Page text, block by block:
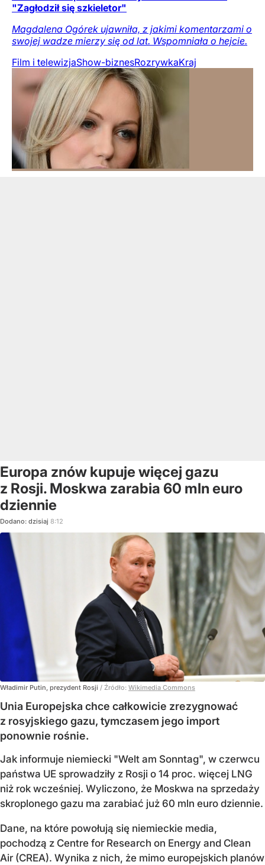
"Zagłodził się szkieletor"
Magdalena Ogórek ujawniła, z jakimi komentarzami o
swojej wadze mierzy się od lat. Wspomniała o hejcie.
Film i telewizjaShow-biznesRozrywkaKraj
Europa znów kupuje więcej gazu
z Rosji. Moskwa zarabia 60 mln euro
dziennie
Dodano: dzisiaj 8:12
Władimir Putin, prezydent Rosji / Źródło: Wikimedia Commons
Unia Europejska chce całkowicie zrezygnować
z rosyjskiego gazu, tymczasem jego import
ponownie rośnie.
Jak informuje niemiecki "Welt am Sonntag", w czerwcu
państwa UE sprowadziły z Rosji o 14 proc. więcej LNG
niż rok wcześniej. Wyliczono, że Moskwa na sprzedaży
skroplonego gazu ma zarabiać już 60 mln euro dziennie.
Dane, na które powołują się niemieckie media,
pochodzą z Centre for Research on Energy and Clean
Air (CREA). Wynika z nich, że mimo europejskich planów